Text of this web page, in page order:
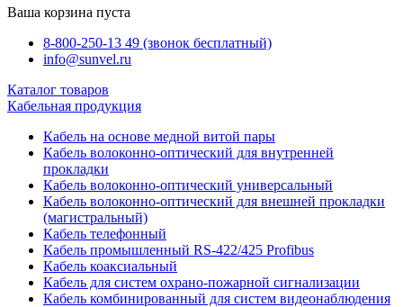
Ваша корзина пуста
8-800-250-13 49 (звонок бесплатный)
info@sunvel.ru
Каталог товаров
Кабельная продукция
Кабель на основе медной витой пары
Кабель волоконно-оптический для внутренней
прокладки
Кабель волоконно-оптический универсальный
Кабель волоконно-оптический для внешней прокладки
(магистральный)
Кабель телефонный
Кабель промышленный RS-422/425 Profibus
Кабель коаксиальный
Кабель для систем охрано-пожарной сигнализации
Кабель комбинированный для систем видеонаблюдения